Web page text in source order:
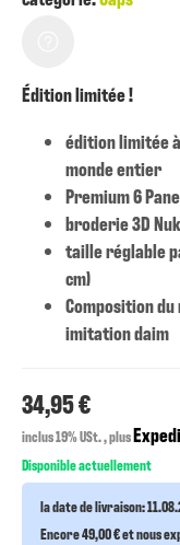
Édition limitée !
édition limitée
monde entier
Premium 6
broderie 3D
taille réglable
cm)
Composition
imitation daim
34,95 €
inclus 19% USt. , plus
Disponible actuellement
la date de livraison:
Encore 49,00 € et nous